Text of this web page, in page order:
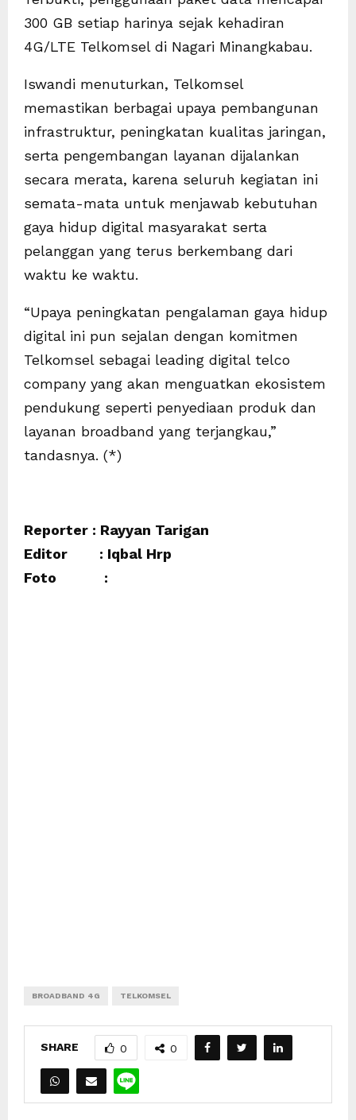
300 GB setiap harinya sejak kehadiran
4G/LTE Telkomsel di Nagari Minangkabau.
Iswandi menuturkan, Telkomsel
memastikan berbagai upaya pembangunan
infrastruktur, peningkatan kualitas jaringan,
serta pengembangan layanan dijalankan
secara merata, karena seluruh kegiatan ini
semata-mata untuk menjawab kebutuhan
gaya hidup digital masyarakat serta
pelanggan yang terus berkembang dari
waktu ke waktu.
“Upaya peningkatan pengalaman gaya hidup
digital ini pun sejalan dengan komitmen
Telkomsel sebagai leading digital telco
company yang akan menguatkan ekosistem
pendukung seperti penyediaan produk dan
layanan broadband yang terjangkau,”
tandasnya. (*)
Reporter : Rayyan Tarigan
Editor : Iqbal Hrp
Foto :
BROADBAND 4G TELKOMSEL
SHARE 0 0